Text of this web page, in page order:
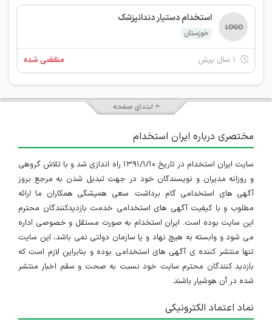
استخدام دستیار دندانپزشک
خوزستان
منقضی شده
ابتدای صفحه
مختصری درباره ایران استخدام
سایت ایران استخدام در تاریخ ۱۳۹۱/۱/۱۰ راه اندازی شد و با تلاش گروهی
و روزانه مدیران و نویسندگان خود در جهت تبدیل شدن به مرجع بروز
آگهی های استخدامی گام برداشت. سعی همیشگی همکاران ما ارائه
مطلوب و با کیفیت آگهی های استخدامی خدمت بازدیدکنندگان محترم
این سایت بوده است. ایران استخدام به صورت مستقل و خصوصی اداره
می شود و وابسته به هیچ نهاد و یا سازمان دولتی نمی باشد، این سایت
تنها منتشر کننده ی آگهی های استخدامی بوده و بنابراین لازم است که
بازدید کنندگان محترم سایت خود نسبت به صحت و سقم اخبار منتشر
شده در آن هوشیار باشند.
نماد اعتماد الکترونیکی